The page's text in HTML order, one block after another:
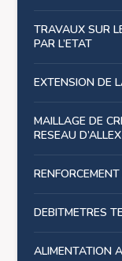
TRAVAUX SUR
PAR L’ETAT
EXTENSION DE
MAILLAGE DE
RESEAU
DEBITMETRES
ALIMENTATION